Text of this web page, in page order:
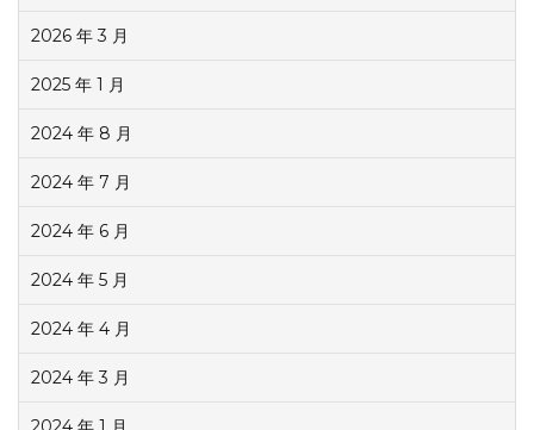
2026 年 3 月
2025 年 1 月
2024 年 8 月
2024 年 7 月
2024 年 6 月
2024 年 5 月
2024 年 4 月
2024 年 3 月